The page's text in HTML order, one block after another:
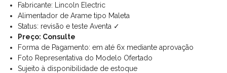
Fabricante: Lincoln Electric
Alimentador de Arame tipo Maleta
Status: revisão e teste Aventa ✓
Preço: Consulte
Forma de Pagamento: em até 6x mediante aprovação
Foto Representativa do Modelo Ofertado
Sujeito à disponibilidade de estoque